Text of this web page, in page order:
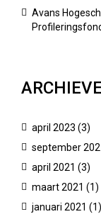
Avans
april 2023 (3)
september
april 2021 (3)
maart 2021 (1)
januari 2021 (1)